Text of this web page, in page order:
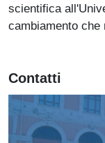
scientifica
cambiamento che
Contatti